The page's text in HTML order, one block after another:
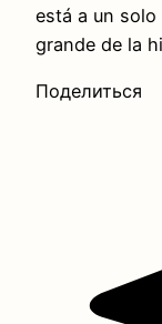
está a un
grande de la
Поделиться